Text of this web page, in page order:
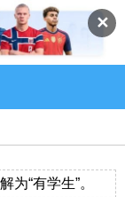
✕
为“有学生”。